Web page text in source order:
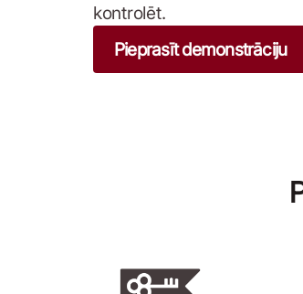
kontrolēt.
Pieprasīt demonstrāciju